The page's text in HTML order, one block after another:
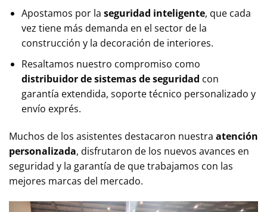
Apostamos por la seguridad inteligente, que cada
vez tiene más demanda en el sector de la
construcción y la decoración de interiores.
Resaltamos nuestro compromiso como
distribuidor de sistemas de seguridad con
garantía extendida, soporte técnico personalizado y
envío exprés.
Muchos de los asistentes destacaron nuestra atención
personalizada, disfrutaron de los nuevos avances en
seguridad y la garantía de que trabajamos con las
mejores marcas del mercado.